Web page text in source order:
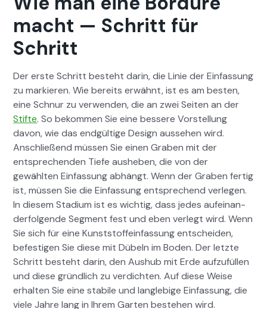
macht — Schritt für
Schritt
Der erste Schritt beste­ht darin, die Lin­ie der Ein­fas­sung
zu markieren. Wie bere­its erwäh­nt, ist es am besten,
eine Schnur zu ver­wen­den, die an zwei Seit­en an der
Stifte. So bekom­men Sie eine bessere Vorstel­lung
davon, wie das endgültige Design ausse­hen wird.
Anschließend müssen Sie einen Graben mit der
entsprechen­den Tiefe ausheben, die von der
gewählten Ein­fas­sung abhängt. Wenn der Graben fer­tig
ist, müssen Sie die Ein­fas­sung entsprechend ver­legen.
In diesem Sta­di­um ist es wichtig, dass jedes aufeinan­
der­fol­gende Seg­ment fest und eben ver­legt wird. Wenn
Sie sich für eine Kun­st­stof­fe­in­fas­sung entschei­den,
befes­ti­gen Sie diese mit Dübeln im Boden. Der let­zte
Schritt beste­ht darin, den Aushub mit Erde aufzufüllen
und diese gründlich zu verdicht­en. Auf diese Weise
erhal­ten Sie eine sta­bile und lan­glebige Ein­fas­sung, die
viele Jahre lang in Ihrem Garten beste­hen wird.